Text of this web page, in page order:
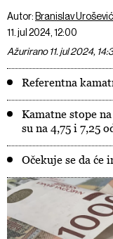
Autor: Branislav Urošević
11. jul 2024, 12:00
Ažurirano 11. jul 2024,
Referentna
Kamatne stope
su na 4,75 i 7,25
Očekuje se da će